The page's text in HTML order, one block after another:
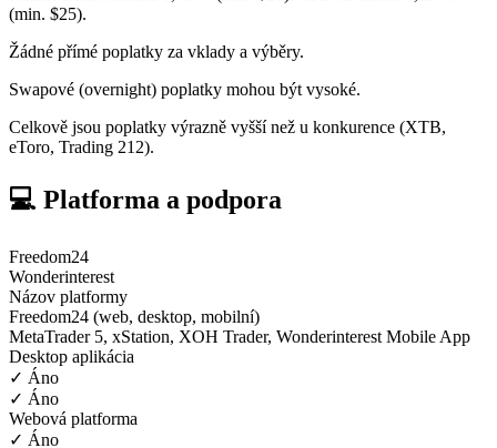
(min. $25).
Žádné přímé poplatky za vklady a výběry.
Swapové (overnight) poplatky mohou být vysoké.
Celkově jsou poplatky výrazně vyšší než u konkurence (XTB,
eToro, Trading 212).
💻 Platforma a podpora
Freedom24
Wonderinterest
Názov platformy
Freedom24 (web, desktop, mobilní)
MetaTrader 5, xStation, XOH Trader, Wonderinterest Mobile App
Desktop aplikácia
✓ Áno
✓ Áno
Webová platforma
✓ Áno